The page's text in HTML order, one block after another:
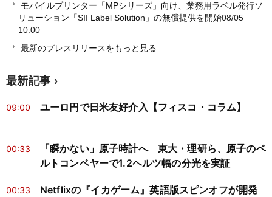
モバイルプリンター「MPシリーズ」向け、業務用ラベル発行ソ
リューション「SII Label Solution」の無償提供を開始08/05
10:00
最新のプレスリリースをもっと見る
最新記事
09:00 ユーロ円で日米友好介入【フィスコ・コラム】
00:33
「瞬かない」原子時計へ 東大・理研ら、原子のベ
ルトコンベヤーで1.2ヘルツ幅の分光を実証
00:33
Netflixの『イカゲーム』英語版スピンオフが開発